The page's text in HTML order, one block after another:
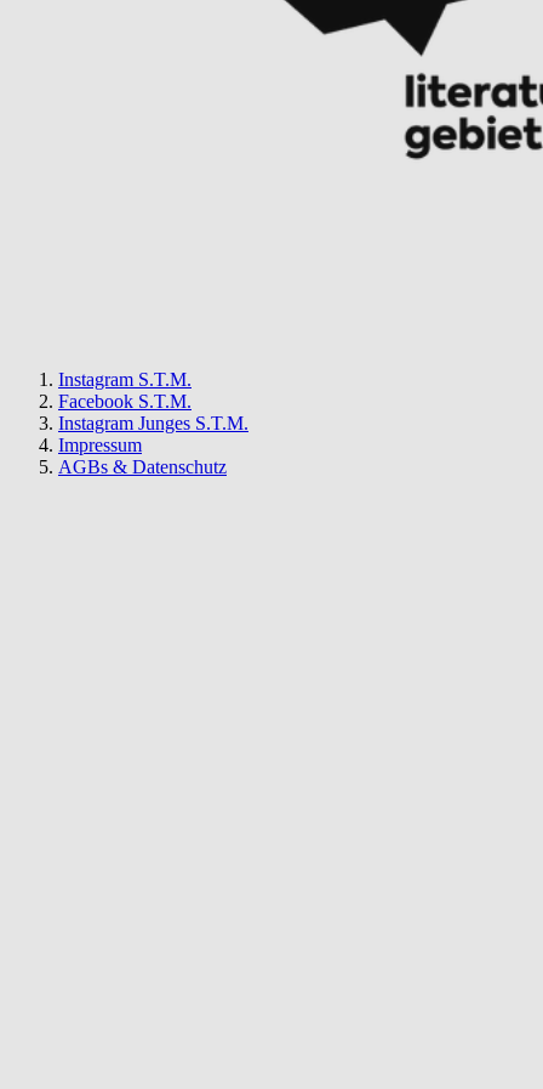
Instagram S.T.M.
Facebook S.T.M.
Instagram Junges S.T.M.
Impressum
AGBs & Datenschutz